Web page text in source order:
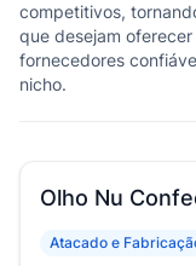
competitivos,
que desejam
fornecedores
nicho.
Olho Nu
Atacado e